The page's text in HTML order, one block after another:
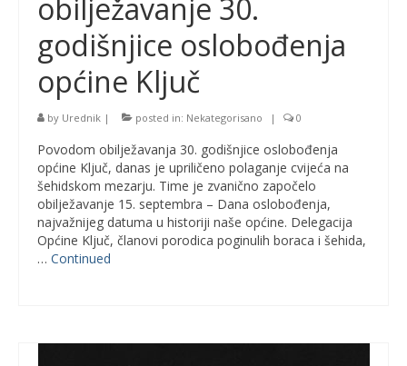
obilježavanje 30.
godišnjice oslobođenja
općine Ključ
by Urednik | posted in: Nekategorisano | 0
Povodom obilježavanja 30. godišnjice oslobođenja
općine Ključ, danas je upriličeno polaganje cvijeća na
šehidskom mezarju. Time je zvanično započelo
obilježavanje 15. septembra – Dana oslobođenja,
najvažnijeg datuma u historiji naše općine. Delegacija
Općine Ključ, članovi porodica poginulih boraca i šehida,
… Continued